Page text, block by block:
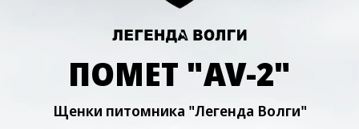
ПОМЕТ "AV-2"
Щенки питомника "Легенда Волги"